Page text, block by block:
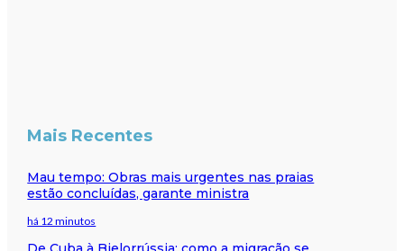
Mais Recentes
Mau tempo: Obras mais urgentes nas praias
estão concluídas, garante ministra
há 12 minutos